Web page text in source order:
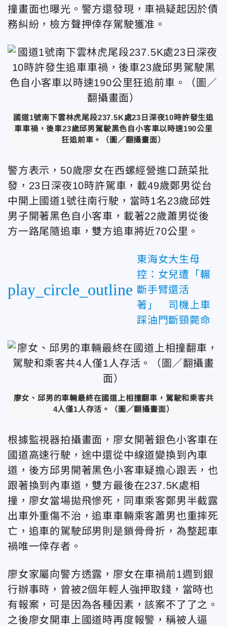
撞畫面也曝光。警方還發現，車禍疑起因於債
務糾紛，檢方聲押倖存駕駛獲准。
國道1號南下雲林虎尾段237.5K處23日深夜10時許發生追
車車禍，後車23歲邱男駕駛黑色自小客車以時速190公里
狂追前車。（圖／翻攝畫面）
警方表示，50歲廖女在西螺經營進口蔬菜批
發，23日深夜10時許駕車，載49歲鄭男從台
中開上國道1號往南行駛，當時1名23歲邱姓
男子開著黑色自小客車，載著22歲蕭男從後
方一路尾隨追車，雙方追車將近70公里。
play_circle_outline
東海女大生母
控：女兒遭「輾
斷手臂還活
著」 司機上車
踩油門斷頸斃命
廖女、邱男的車輛最終在國道上相撞翻車，駕駛和乘客共
4人僅1人存活。（圖／翻攝畫面）
根據監視器拍攝畫面，廖女開著銀色小客車在
國道高速行駛，途中還從中線道變換到內車
道，後方邱男開著黑色小客車疑擔心跟丟，也
跟著換到內車道，雙方最後在237.5K處相
撞，廖女當場拋飛慘死，同車乘客鄭男半截露
出車外重傷不治，追車車輛乘客蕭男也重摔死
亡，追車的駕駛邱男則是鎖骨骨折，為整起車
禍唯一倖存者。
廖女家屬向警方透露，廖女在車禍前1週到銀
行辦事時，曾被2個年輕人強押取錢，當時也
有報案，可是因為各種因素，該案不了了之。
之後廖女開車上國道時再度報警，稱被人逼